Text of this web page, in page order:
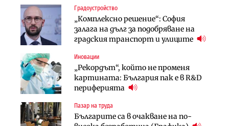
Градоустройство
„Комплексно решение“: София
залага на дълг за подобряване на
градския транспорт и улиците
Иновации
„Рекордът“, който не променя
картината: България пак е в R&D
периферията
Пазар на труда
Българите са в очакване на по-
Градоустройство
Столична община избра
изпълнител за преместването на
трамвайното трасе по бул.
Инфраструктура
Проектирането на тунела под
Петрохан ще върви паралелно с
Инфраструктура
Инфраструктура
Проектирането на тунела под
Петрохан ще върви паралелно с
екологичните оценки
Компании
„Хювефарма“ подписа договор за
придобиване на Euroapi Italy
Финанси
RATE | Българският